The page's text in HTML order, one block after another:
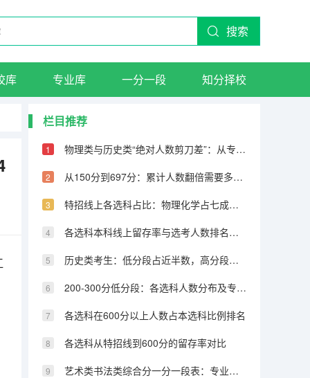
搜索
库 专业库 一分一段 知分择校
栏目推荐
物理类与历史类“绝对人数剪刀差”：从专科到600分物理反超22万人
从150分到697分：累计人数翻倍需要多少分，越高分段跨越越大
特招线上各选科占比：物理化学占七成，历史仅占三成
各选科本科线上留存率与选考人数排名完全相反
历史类考生：低分段占近半数，高分段锐减
200-300分低分段：各选科人数分布及专科保底策略
各选科在600分以上人数占本选科比例排名
各选科从特招线到600分的留存率对比
艺术类书法类综合分一分一段表：专业成绩占比70%，文化331分可上本科